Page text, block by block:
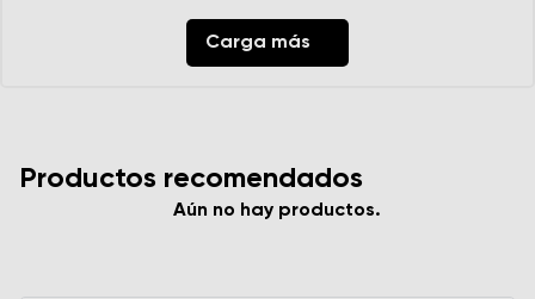
Carga más
Productos recomendados
Aún no hay productos.